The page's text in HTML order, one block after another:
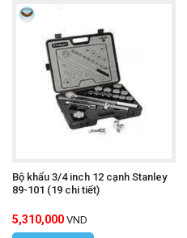
Bộ khẩu 3/4 inch 12 cạnh Stanley
89-101 (19 chi tiết)
5,310,000 VND